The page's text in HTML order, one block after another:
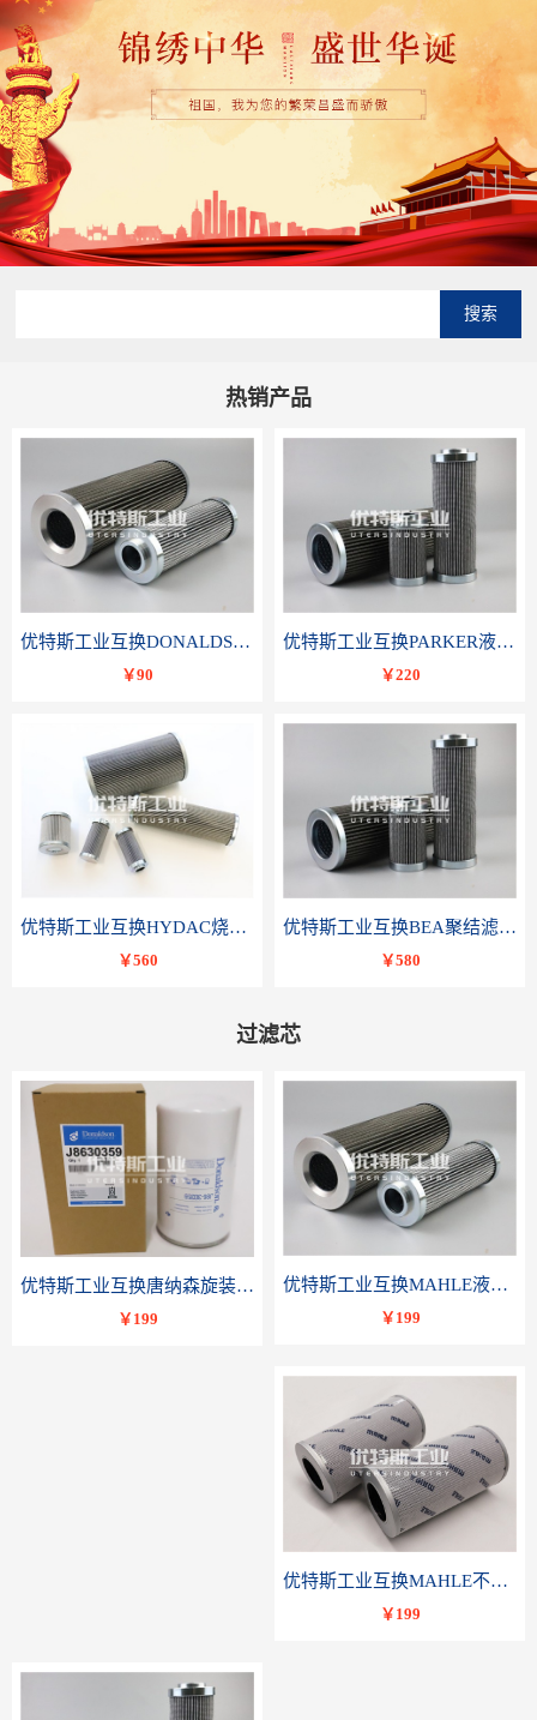
搜索
热销产品
优特斯工业互换DONALDSON唐纳森液压滤芯P566336
￥90
优特斯工业互换PARKER液压油滤芯TXWL8C-GDL10
￥220
优特斯工业互换HYDAC烧结滤芯318081 060-DR-100-D-V
￥560
优特斯工业互换BEA聚结滤芯FCR-4002-RC
￥580
过滤芯
优特斯工业互换唐纳森旋装滤芯J8630359
￥199
优特斯工业互换MAHLE液压滤芯PI 3230 PSV ST 10 PI3230SMXVST10
￥199
优特斯工业互换MAHLE不锈钢液压油滤芯PI23040RNPS10
￥199